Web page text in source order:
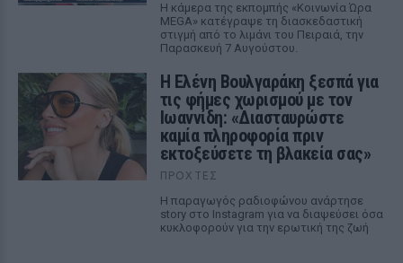
Η κάμερα της εκπομπής «Κοινωνία Ώρα
MEGA» κατέγραψε τη διασκεδαστική
στιγμή από το λιμάνι του Πειραιά, την
Παρασκευή 7 Αυγούστου.
Η Ελένη Βουλγαράκη ξεσπά για
τις φήμες χωρισμού με τον
Ιωαννίδη: «Διασταυρώστε
καμία πληροφορία πριν
εκτοξεύσετε τη βλακεία σας»
ΠΡΟΧΤΈΣ
Η παραγωγός ραδιοφώνου ανάρτησε
story στο Instagram για να διαψεύσει όσα
κυκλοφορούν για την ερωτική της ζωή